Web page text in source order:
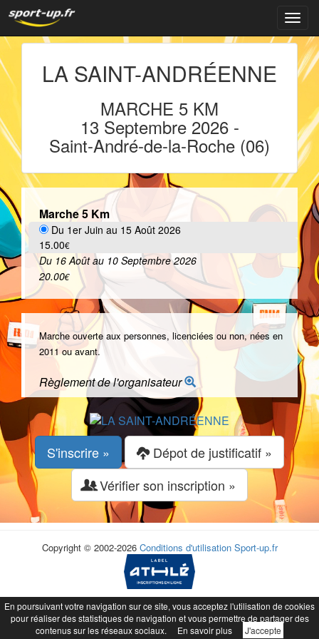
LA SAINT-ANDRÉENNE
MARCHE 5 KM
13 Septembre 2026-
Saint-André-de-la-Roche (06)
Marche 5 Km
Du 1er Juin au 15 Août 2026
15.00€
Du 16 Août au 10 Septembre 2026
20.00€
Marche ouverte aux personnes, licenciées ou non, nées en
2011 ou avant.
Règlement de l'organisateur
S'inscrire »
Dépot de justificatif »
Vérifier son inscription »
Copyright © 2002-2026 Conditions d'utilisation Sport-up.fr
En poursuivant votre navigation sur ce site, vous acceptez l'utilisation de cookies
pour réaliser des statistiques de navigation et vous permettre de partager des
contenus sur les réseaux sociaux.
En savoir plus J'accepte